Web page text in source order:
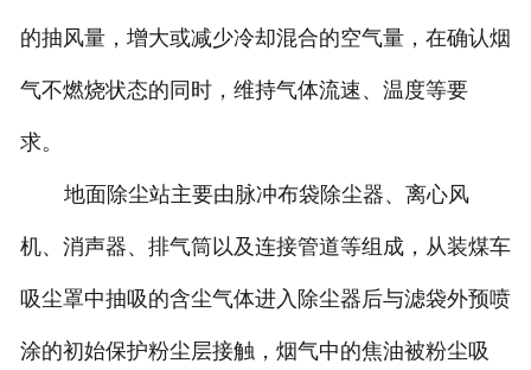
的抽风量，增大或减少冷却混合的空气量，在确认烟
气不燃烧状态的同时，维持气体流速、温度等要
求。
地面除尘站主要由脉冲布袋除尘器、离心风
机、消声器、排气筒以及连接管道等组成，从装煤车
吸尘罩中抽吸的含尘气体进入除尘器后与滤袋外预喷
涂的初始保护粉尘层接触，烟气中的焦油被粉尘吸